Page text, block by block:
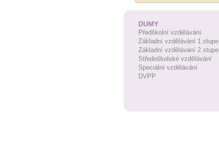
DUMY
Předškolní vzdělávání
Základní vzdělávání
Základní vzdělávání
Středoškolské vzdělávání
Speciální vzdělávání
DVPP